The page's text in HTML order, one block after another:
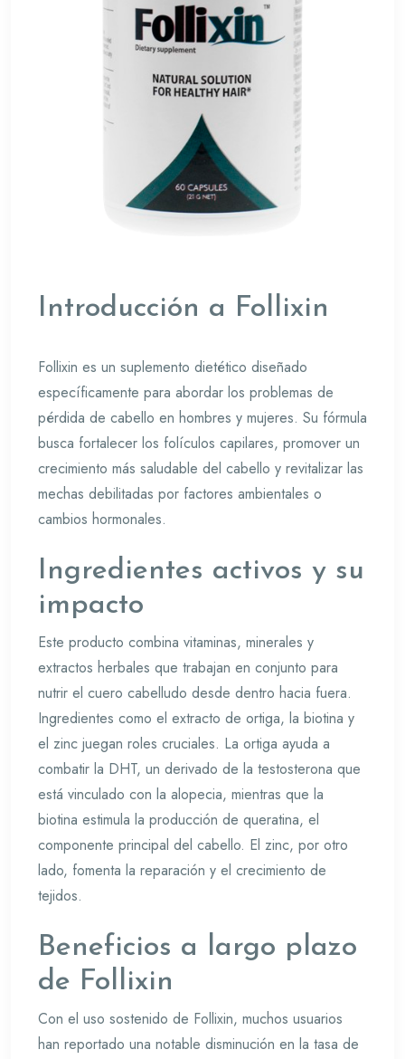
Introducción a Follixin
Follixin es un suplemento dietético diseñado
específicamente para abordar los problemas de
pérdida de cabello en hombres y mujeres. Su fórmula
busca fortalecer los folículos capilares, promover un
crecimiento más saludable del cabello y revitalizar las
mechas debilitadas por factores ambientales o
cambios hormonales.
Ingredientes activos y su
impacto
Este producto combina vitaminas, minerales y
extractos herbales que trabajan en conjunto para
nutrir el cuero cabelludo desde dentro hacia fuera.
Ingredientes como el extracto de ortiga, la biotina y
el zinc juegan roles cruciales. La ortiga ayuda a
combatir la DHT, un derivado de la testosterona que
está vinculado con la alopecia, mientras que la
biotina estimula la producción de queratina, el
componente principal del cabello. El zinc, por otro
lado, fomenta la reparación y el crecimiento de
tejidos.
Beneficios a largo plazo
de Follixin
Con el uso sostenido de Follixin, muchos usuarios
han reportado una notable disminución en la tasa de